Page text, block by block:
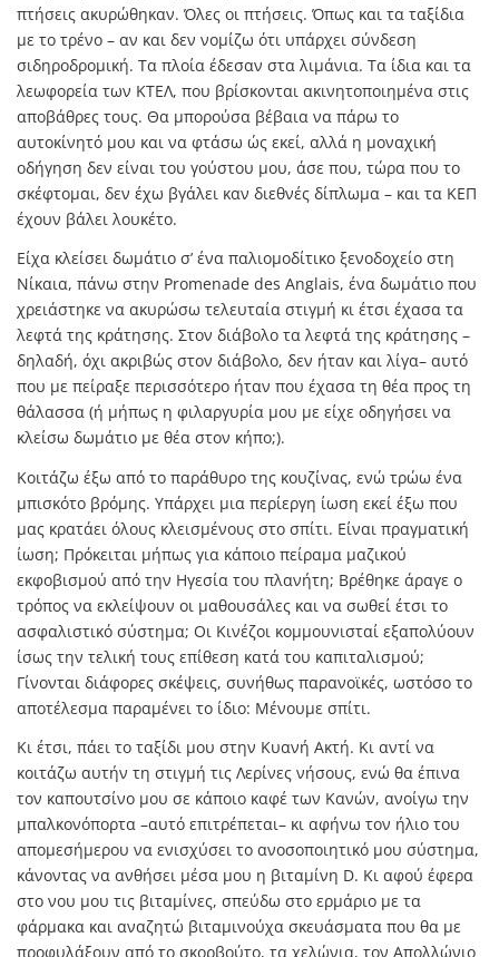
πτήσεις ακυρώθηκαν. Όλες οι πτήσεις. Όπως και τα ταξίδια
με το τρένο – αν και δεν νομίζω ότι υπάρχει σύνδεση
σιδηροδρομική. Τα πλοία έδεσαν στα λιμάνια. Τα ίδια και τα
λεωφορεία των ΚΤΕΛ, που βρίσκονται ακινητοποιημένα στις
αποβάθρες τους. Θα μπορούσα βέβαια να πάρω το
αυτοκίνητό μου και να φτάσω ώς εκεί, αλλά η μοναχική
οδήγηση δεν είναι του γούστου μου, άσε που, τώρα που το
σκέφτομαι, δεν έχω βγάλει καν διεθνές δίπλωμα – και τα ΚΕΠ
έχουν βάλει λουκέτο.
Είχα κλείσει δωμάτιο σ’ ένα παλιομοδίτικο ξενοδοχείο στη
Νίκαια, πάνω στην Promenade des Anglais, ένα δωμάτιο που
χρειάστηκε να ακυρώσω τελευταία στιγμή κι έτσι έχασα τα
λεφτά της κράτησης. Στον διάβολο τα λεφτά της κράτησης –
δηλαδή, όχι ακριβώς στον διάβολο, δεν ήταν και λίγα– αυτό
που με πείραξε περισσότερο ήταν που έχασα τη θέα προς τη
θάλασσα (ή μήπως η φιλαργυρία μου με είχε οδηγήσει να
κλείσω δωμάτιο με θέα στον κήπο;).
Κοιτάζω έξω από το παράθυρο της κουζίνας, ενώ τρώω ένα
μπισκότο βρόμης. Υπάρχει μια περίεργη ίωση εκεί έξω που
μας κρατάει όλους κλεισμένους στο σπίτι. Είναι πραγματική
ίωση; Πρόκειται μήπως για κάποιο πείραμα μαζικού
εκφοβισμού από την Ηγεσία του πλανήτη; Βρέθηκε άραγε ο
τρόπος να εκλείψουν οι μαθουσάλες και να σωθεί έτσι το
ασφαλιστικό σύστημα; Οι Κινέζοι κομμουνισταί εξαπολύουν
ίσως την τελική τους επίθεση κατά του καπιταλισμού;
Γίνονται διάφορες σκέψεις, συνήθως παρανοϊκές, ωστόσο το
αποτέλεσμα παραμένει το ίδιο: Μένουμε σπίτι.
Κι έτσι, πάει το ταξίδι μου στην Κυανή Ακτή. Κι αντί να
κοιτάζω αυτήν τη στιγμή τις Λερίνες νήσους, ενώ θα έπινα
τον καπουτσίνο μου σε κάποιο καφέ των Κανών, ανοίγω την
μπαλκονόπορτα –αυτό επιτρέπεται– κι αφήνω τον ήλιο του
απομεσήμερου να ενισχύσει το ανοσοποιητικό μου σύστημα,
κάνοντας να ανθήσει μέσα μου η βιταμίνη D. Κι αφού έφερα
στο νου μου τις βιταμίνες, σπεύδω στο ερμάριο με τα
φάρμακα και αναζητώ βιταμινούχα σκευάσματα που θα με
προφυλάξουν από το σκορβούτο, τα χελώνια, τον Απολλώνιο